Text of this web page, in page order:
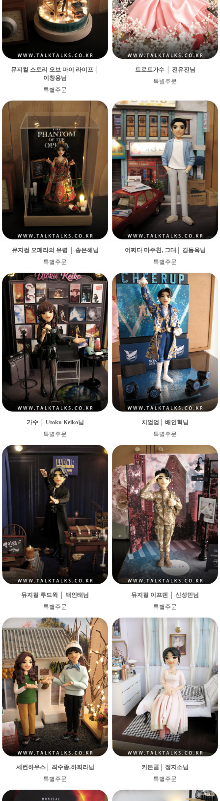
뮤지컬 스토리 오브 마이 라이프 │
이창용님
특별주문
트로트가수 │ 전유진님
특별주문
뮤지컬 오페라의 유령 │ 송은혜님
특별주문
어쩌다 마주친, 그대│ 김동욱님
특별주문
가수 │ Utoku Keiko님
특별주문
치얼업│ 배인혁님
특별주문
뮤지컬 루드윅 │ 백인태님
특별주문
뮤지컬 이프덴 │ 신성민님
특별주문
세컨하우스│ 최수종,하희라님
특별주문
커튼콜│ 정지소님
특별주문